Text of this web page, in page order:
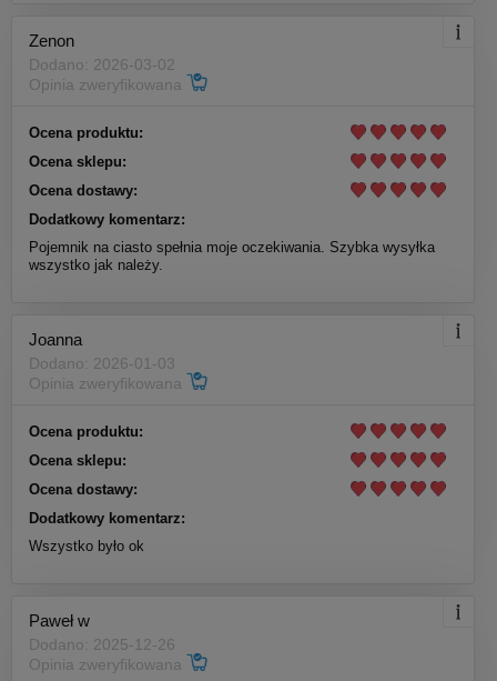
Zenon
Dodano: 2026-03-02
Opinia zweryfikowana
Ocena produktu:
Ocena sklepu:
Ocena dostawy:
Dodatkowy komentarz:
Pojemnik na ciasto spełnia moje oczekiwania. Szybka wysyłka
wszystko jak należy.
Joanna
Dodano: 2026-01-03
Opinia zweryfikowana
Ocena produktu:
Ocena sklepu:
Ocena dostawy:
Dodatkowy komentarz:
Wszystko było ok
Paweł w
Dodano: 2025-12-26
Opinia zweryfikowana